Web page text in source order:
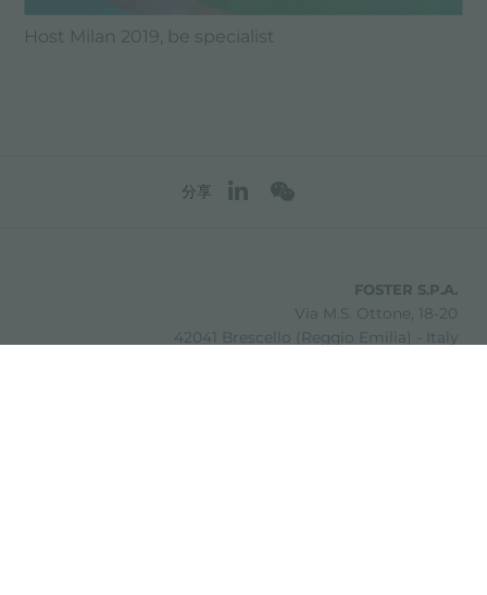
Host Milan 2019, be specialist
分享
FOSTER S.P.A.
Via M.S. Ottone, 18-20
42041 Brescello (Reggio Emilia) - Italy